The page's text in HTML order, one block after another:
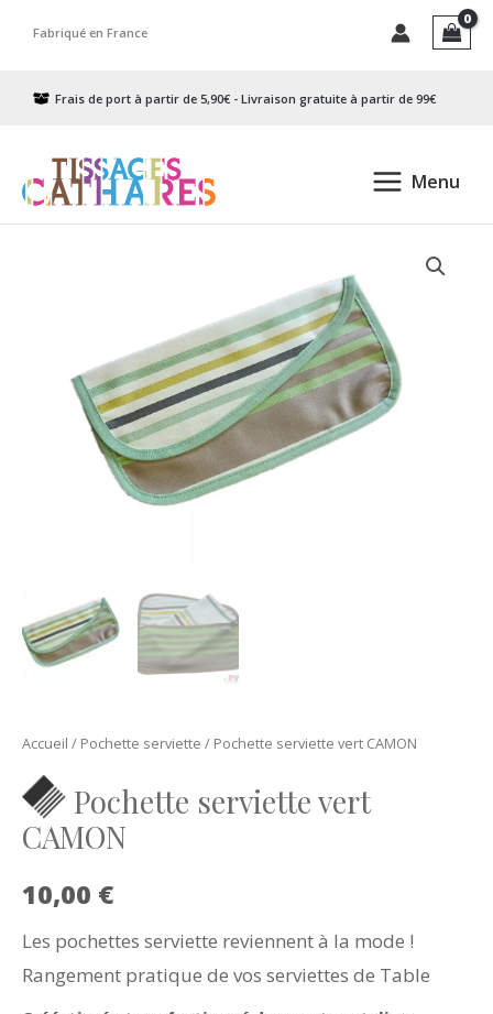
Fabriqué en France
Frais de port à partir de 5,90€ - Livraison gratuite à partir de 99€
Menu
Accueil / Pochette serviette / Pochette serviette vert CAMON
Pochette serviette vert
CAMON
10,00 €
Les pochettes serviette reviennent à la mode !
Rangement pratique de vos serviettes de Table